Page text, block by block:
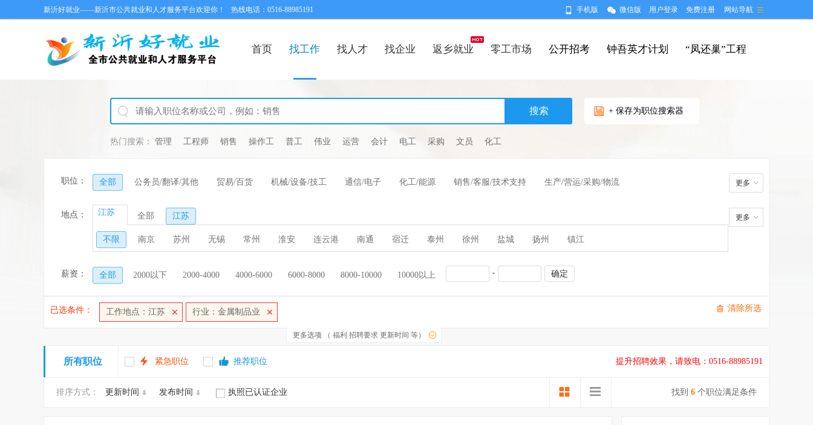
热线电话：0516-88985191
新沂好就业——新沂市公共就业和人才服务平台欢迎你！ 网站导航
手机版 微信版 用户登录 免费注册
首页 找工作 找人才 找企业 返乡就业 零工市场 公开招考 钟吾英才计划 “凤还巢”工程
+ 保存为职位搜索器
热门搜索： 管理 工程师 销售 操作工 普工 伟业 运营 会计 电工 采购 文员 化工
职位： 全部 公务员/翻译/其他 贸易/百货 机械/设备/技工 通信/电子 化工/能源 销售/客服/技术支持 生产/营运/采购/物流 更多
地点： 江苏 全部 江苏 更多
不限 南京 苏州 无锡 常州 淮安 连云港 南通 宿迁 泰州 徐州 盐城 扬州 镇江
薪资： 全部 2000以下 2000-4000 4000-6000 6000-8000 8000-10000 10000以上 -
清除所选
已选条件： 工作地点：江苏 行业：金属制品业
更多选项 （ 福利 招聘要求 更新时间 等）
所有职位 紧急职位 推荐职位 提升招聘效果，请致电：0516-88985191
找到 6 个职位满足条件
排序方式： 更新时间 发布时间 执照已认证企业